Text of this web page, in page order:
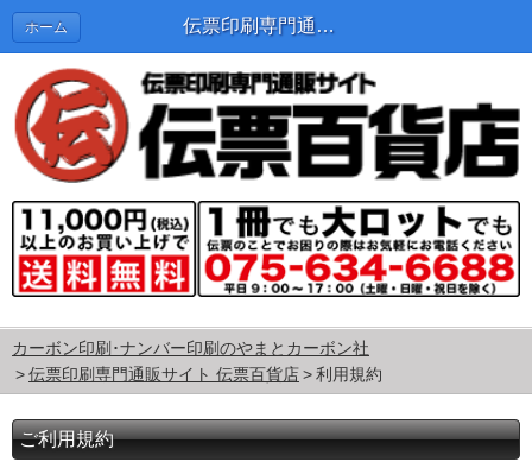
伝票印刷専門通販サイト 伝票百貨店
ホーム
カーボン印刷･ナンバー印刷のやまとカーボン社
伝票印刷専門通販サイト 伝票百貨店
利用規約
ご利用規約